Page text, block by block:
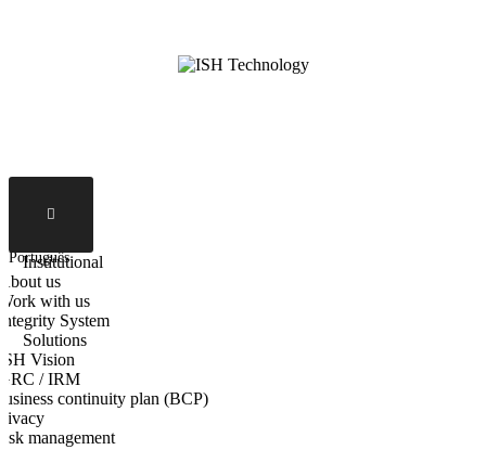
Português
Institutional
us
with us
System
Solutions
Vision
/ IRM
continuity plan (BCP)
management